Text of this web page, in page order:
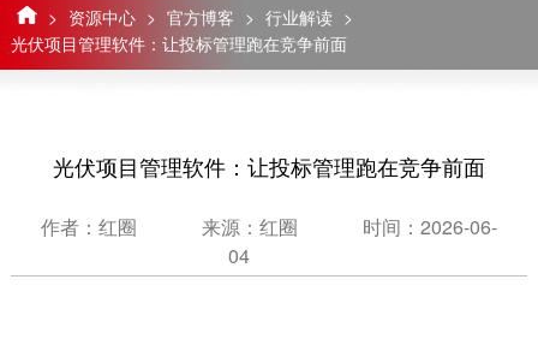
> 资源中心 > 官方博客 > 行业解读 >
光伏项目管理软件：让投标管理跑在竞争前面
光伏项目管理软件：让投标管理跑在竞争前面
作者：红圈 来源：红圈
时间：2026-06-
04